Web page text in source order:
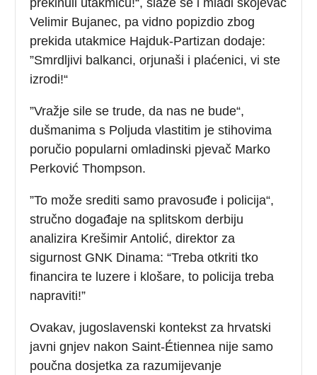
Velimir Bujanec, pa vidno popizdio zbog
prekida utakmice Hajduk-Partizan dodaje:
”Smrdljivi balkanci, orjunaši i plaćenici, vi ste
izrodi!“
”Vražje sile se trude, da nas ne bude“,
dušmanima s Poljuda vlastitim je stihovima
poručio popularni omladinski pjevač Marko
Perković Thompson.
”To može srediti samo pravosuđe i policija“,
stručno događaje na splitskom derbiju
analizira Krešimir Antolić, direktor za
sigurnost GNK Dinama: “Treba otkriti tko
financira te luzere i klošare, to policija treba
napraviti!”
Ovakav, jugoslavenski kontekst za hrvatski
javni gnjev nakon Saint-Étiennea nije samo
poučna dosjetka za razumijevanje